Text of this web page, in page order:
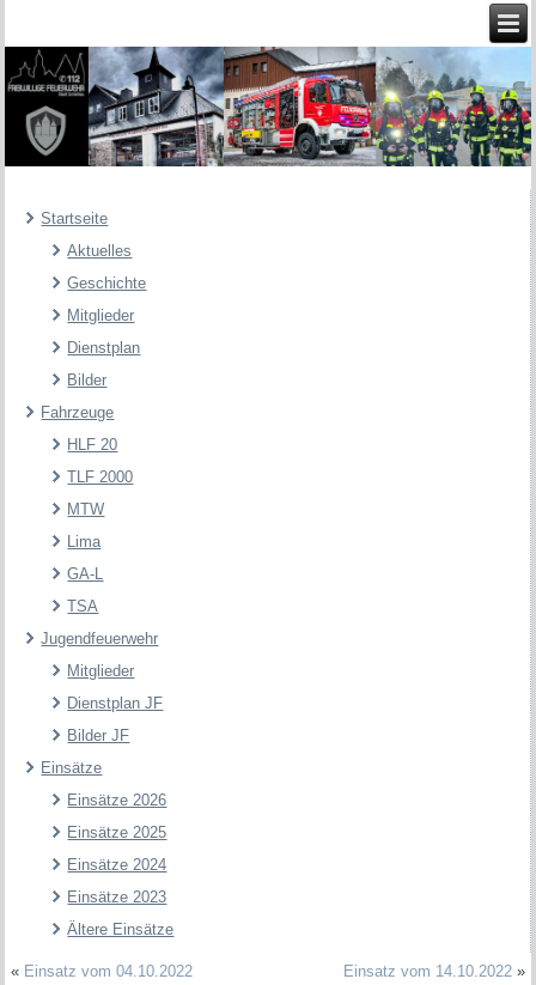
Startseite
Aktuelles
Geschichte
Mitglieder
Dienstplan
Bilder
Fahrzeuge
HLF 20
TLF 2000
MTW
Lima
GA-L
TSA
Jugendfeuerwehr
Mitglieder
Dienstplan JF
Bilder JF
Einsätze
Einsätze 2026
Einsätze 2025
Einsätze 2024
Einsätze 2023
Ältere Einsätze
« Einsatz vom 04.10.2022 Einsatz vom 14.10.2022»